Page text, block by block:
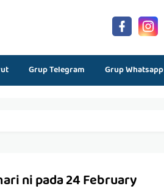
Grup Telegram Grup Whatsapp
ni pada 24 February